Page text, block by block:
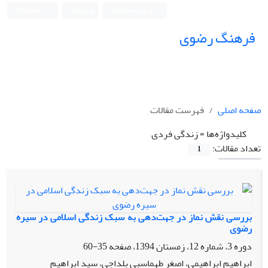
فرهنگ رضوی
صفحه اصلی
فهرست مقالات
کلیدواژه‌ها =زندگی فردی
تعداد مقالات:
1
بررسی نقش نماز در جهت‌دهی به سبک زندگی اسلامی در سیره
رضوی
دوره 3، شماره 12، زمستان 1394، صفحه
35-60
ابراهیم ابراهیمی، اصغر طهماسبی بلداجی، سید ابراهیم